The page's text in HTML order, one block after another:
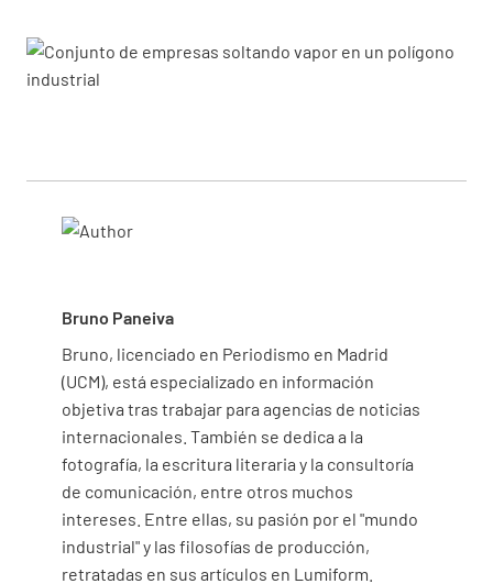
Bruno Paneiva
Bruno, licenciado en Periodismo en Madrid
(UCM), está especializado en información
objetiva tras trabajar para agencias de noticias
internacionales. También se dedica a la
fotografía, la escritura literaria y la consultoría
de comunicación, entre otros muchos
intereses. Entre ellas, su pasión por el "mundo
industrial" y las filosofías de producción,
retratadas en sus artículos en Lumiform.